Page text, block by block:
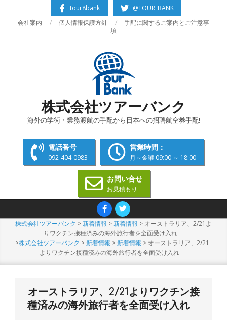
tour8bank
@TOUR_BANK
会社案内
個人情報保護方針
手配に関するご案内とご注意事
項
株式会社ツアーバンク
海外の学術・業務渡航の手配から日本への招聘航空券手配!
電話番号
092-404-0983
営業時間：
月～金曜 09:00 ～ 18:00
お問い合せ
お見積もり
Navigation
Menu
株式会社ツアーバンク >新着情報 >新着情報 > オーストラリア、2/21よ
りワクチン接種済みの海外旅行者を全面受け入れ
>株式会社ツアーバンク >新着情報 >新着情報 > オーストラリア、2/21
よりワクチン接種済みの海外旅行者を全面受け入れ
オーストラリア、2/21よりワクチン接
種済みの海外旅行者を全面受け入れ